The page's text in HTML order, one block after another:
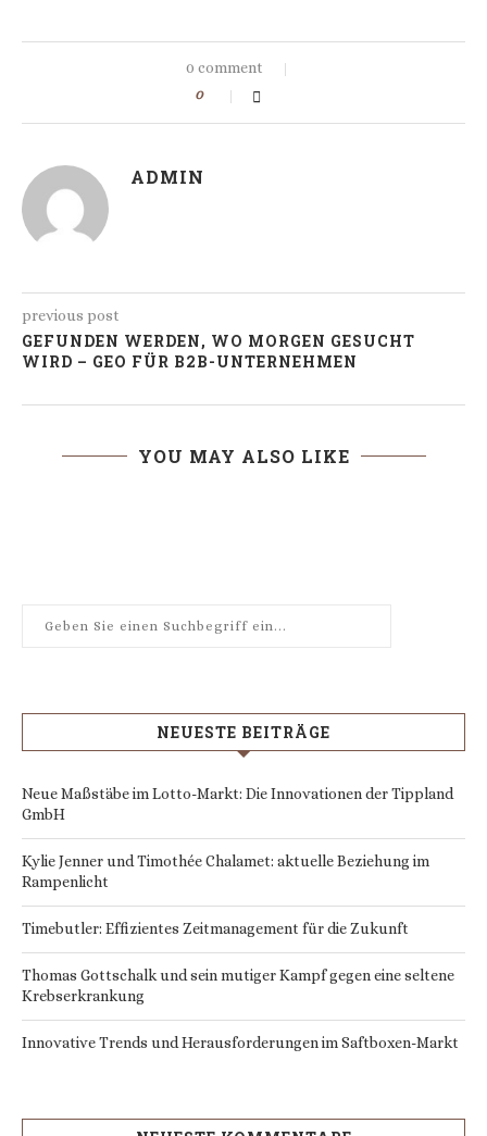
0 comment
0
ADMIN
previous post
GEFUNDEN WERDEN, WO MORGEN GESUCHT
WIRD – GEO FÜR B2B-UNTERNEHMEN
YOU MAY ALSO LIKE
NEUESTE BEITRÄGE
Neue Maßstäbe im Lotto-Markt: Die Innovationen der Tippland
GmbH
Kylie Jenner und Timothée Chalamet: aktuelle Beziehung im
Rampenlicht
Timebutler: Effizientes Zeitmanagement für die Zukunft
Thomas Gottschalk und sein mutiger Kampf gegen eine seltene
Krebserkrankung
Innovative Trends und Herausforderungen im Saftboxen-Markt